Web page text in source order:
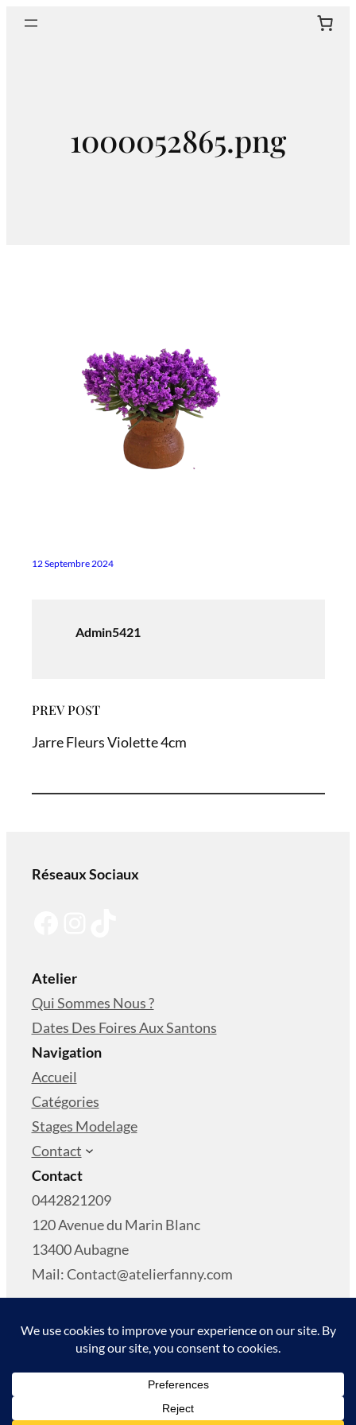
Aller
1000052865.png
12 Septembre 2024
Admin5421
PREV POST
Jarre Fleurs Violette 4cm
Réseaux Sociaux
Atelier
Qui Sommes Nous ?
Dates Des Foires Aux Santons
Navigation
Accueil
Catégories
Stages Modelage
Contact
Contact
0442821209
120 Avenue du Marin Blanc
13400 Aubagne
Mail: Contact@atelierfanny.com
Copyright © 2024L’Atelier de Fanny
Conditions Générales De Vente